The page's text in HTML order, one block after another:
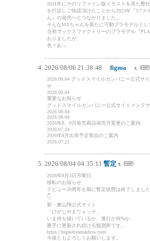
2021年にそのリファイン版イラストを見た弊
を打診しご快諾頂けたことから2023年『1/7ス
ん』の発売へとつながりました。
そんなMXちゃんを新たに可動プラモデルとし
当初マックスファクトリーのプラモデル『
おりましたが、
色々あっ
2026/08/06 21:38:48 figma
2026.08.04 グッドスマイルカンパニー公式サ
せ
2026.08.04
重要なお知らせ
グッドスマイルカンパニー公式サイトメンテ
2026.08.04
2026.08.04
2026年8、9月発売商品発売月変更のご案内
2026.07.24
2026年8月出荷予定商品のご案内
2026.07.21
2026/08/04 04:35:11 暫定
2026年8月3日月曜日
移転のお知らせ
デビュー20周年を期に暫定状態は終了しました
👇
新・東山翔公式サイト
「ひがしやまウォッチ」
いま何を描いているか、進行が何%か、
勝手に更新され続ける観測所です。
https://higashiyamashow.com/
今後ともよろしくお願いします。